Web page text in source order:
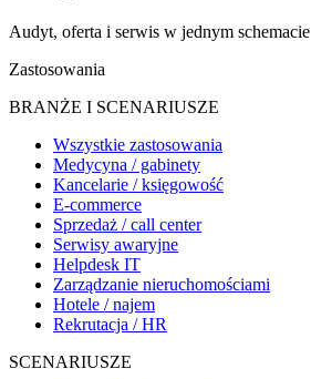
Audyt, oferta i serwis w jednym schemacie
Zastosowania
BRANŻE I SCENARIUSZE
Wszystkie zastosowania
Medycyna / gabinety
Kancelarie / księgowość
E-commerce
Sprzedaż / call center
Serwisy awaryjne
Helpdesk IT
Zarządzanie nieruchomościami
Hotele / najem
Rekrutacja / HR
SCENARIUSZE